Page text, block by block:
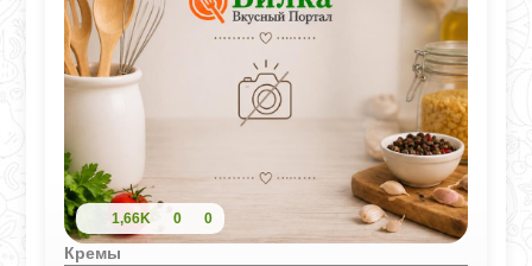
1,66K 0 0
Кремы